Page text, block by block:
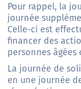
Pour rappel, la
journée
Celle-ci est
financer des
personnes âgées
La journée de
en une journée